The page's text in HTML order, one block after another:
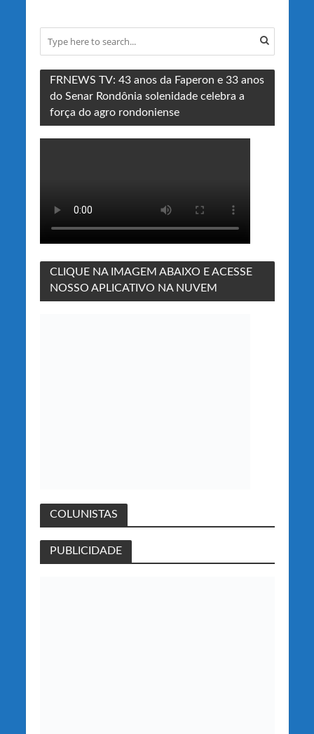
FRNEWS TV: 43 anos da Faperon e 33 anos
do Senar Rondônia solenidade celebra a
força do agro rondoniense
CLIQUE NA IMAGEM ABAIXO E ACESSE
NOSSO APLICATIVO NA NUVEM
COLUNISTAS
PUBLICIDADE